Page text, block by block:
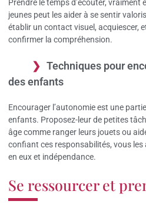
Prendre le temps d’écouter, vraiment
jeunes peut les aider à se sentir
établir un contact visuel, acquiescer,
confirmer la compréhension.
Techniques pour
des enfants
Encourager l’autonomie est une
enfants. Proposez-leur de petites
âge comme ranger leurs jouets ou
confiant ces responsabilités, vous
en eux et indépendance.
Se ressourcer et